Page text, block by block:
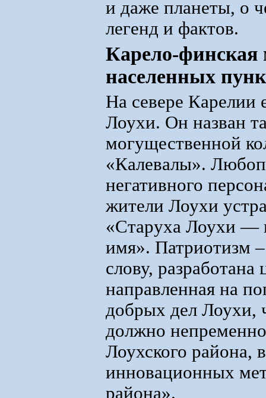
и даже планеты, о
легенд и фактов.
Карело-финская
населенных
На севере Карелии
Лоухи. Он назван
могущественной
«Калевалы».
негативного
жители Лоухи
«Старуха Лоухи —
имя». Патриотизм
слову,
направленная на
добрых дел Лоухи,
должно
Лоухского района,
инновационных
района».